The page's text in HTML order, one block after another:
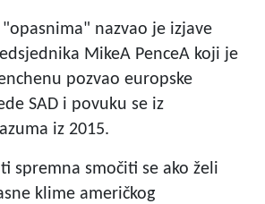
nazvao je izjave
MikeA PenceA koji je
pozvao europske
SAD i povuku se iz
iz 2015.
spremna smočiti se ako želi
klime američkog